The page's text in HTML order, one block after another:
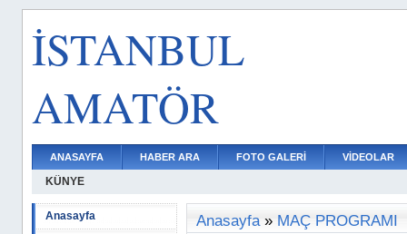
İSTANBUL
AMATÖR
ANASAYFA HABER ARA FOTO GALERİ VİDEOLAR
KÜNYE
Anasayfa
Anasayfa» MAÇ PROGRAMI